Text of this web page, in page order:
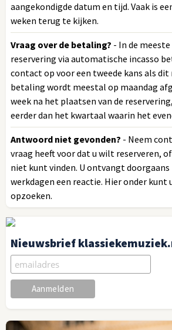
aangekondigde datum en tijd. Vaak is
weken terug te kijken.
Vraag over de betaling? - In de
reservering via automatische incasso
contact op voor een tweede kans als dit
betaling wordt meestal op maandag
week na het plaatsen van de
eerder dan het kwartaal waarin het
Antwoord niet gevonden? - Neem
vraag heeft voor dat u wilt reserveren,
niet kunt vinden. U ontvangt doorgaans
werkdagen een reactie. Hier onder kunt
opzoeken.
Nieuwsbrief